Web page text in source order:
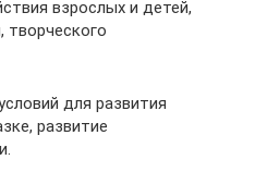
взрослых и детей,
творческого
для развития
развитие